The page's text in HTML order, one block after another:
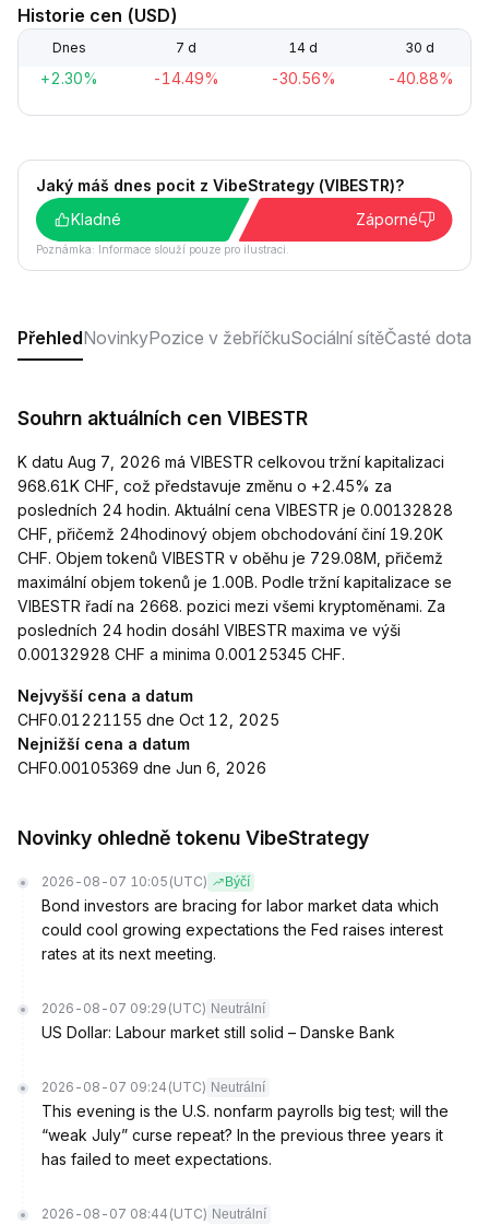
Historie cen (USD)
Dnes 7 d 14 d 30 d
+2.30% -14.49% -30.56% -40.88%
Jaký máš dnes pocit z VibeStrategy (VIBESTR)?
Kladné
Záporné
Poznámka: Informace slouží pouze pro ilustraci.
PřehledNovinkyPozice v žebříčkuSociální sítěČasté
Souhrn aktuálních cen VIBESTR
K datu Aug 7, 2026 má VIBESTR celkovou tržní kapitalizaci
968.61K CHF, což představuje změnu o +2.45% za
posledních 24 hodin. Aktuální cena VIBESTR je 0.00132828
CHF, přičemž 24hodinový objem obchodování činí 19.20K
CHF. Objem tokenů VIBESTR v oběhu je 729.08M, přičemž
maximální objem tokenů je 1.00B. Podle tržní kapitalizace se
VIBESTR řadí na 2668. pozici mezi všemi kryptoměnami. Za
posledních 24 hodin dosáhl VIBESTR maxima ve výši
0.00132928 CHF a minima 0.00125345 CHF.
Nejvyšší cena a datum
CHF0.01221155 dne Oct 12, 2025
Nejnižší cena a datum
CHF0.00105369 dne Jun 6, 2026
Novinky ohledně tokenu VibeStrategy
2026-08-07 10:05 (UTC) Býčí
Bond investors are bracing for labor market data which
could cool growing expectations the Fed raises interest
rates at its next meeting.
2026-08-07 09:29 (UTC) Neutrální
US Dollar: Labour market still solid – Danske Bank
2026-08-07 09:24 (UTC) Neutrální
This evening is the U.S. nonfarm payrolls big test; will the
“weak July” curse repeat? In the previous three years it
has failed to meet expectations.
2026-08-07 08:44 (UTC) Neutrální